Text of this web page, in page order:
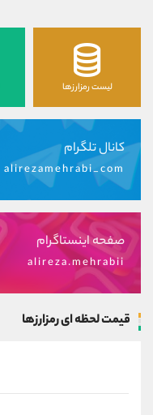
لیست رمزارزها
کانال تلگرام
alirezamehrabi_com
صفحه اینستاگرام
alireza.mehrabii
قیمت لحظه ای رمزارزها